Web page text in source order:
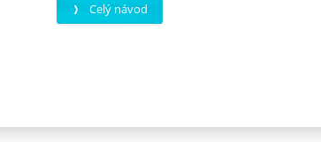
Celý návod